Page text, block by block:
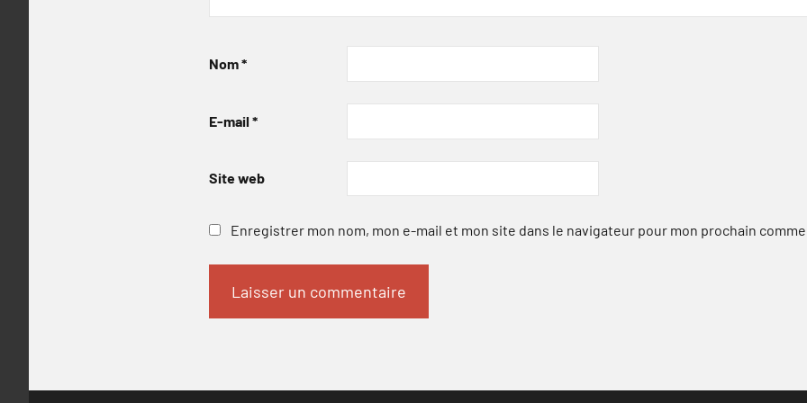
Nom*
E-mail *
Site web
Enregistrer mon nom, mon e-mail et mon site dans le navigateur pour mon prochain